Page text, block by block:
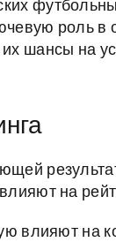
роль в
шансы на
на
влияют на